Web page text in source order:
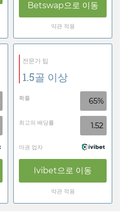
Betswap으로 이동
약관 적용
전문가 팁
1.5골 이상
확률 65%
최고의 배당률 1.52
마권 업자
Ivibet으로 이동
약관 적용